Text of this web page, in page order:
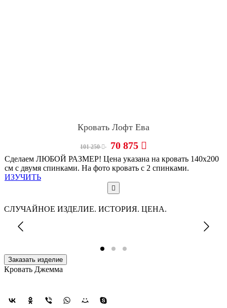
Кровать Лофт Ева
101 250 70 875
Сделаем ЛЮБОЙ РАЗМЕР! Цена указана на кровать 140х200
см с двумя спинками. На фото кровать с 2 спинками.
ИЗУЧИТЬ
СЛУЧАЙНОЕ ИЗДЕЛИЕ. ИСТОРИЯ. ЦЕНА.
Заказать изделие
Кровать Джемма